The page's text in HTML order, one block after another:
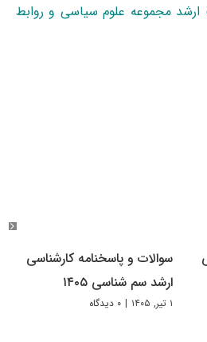
ارشد مجموعه علوم سیاسی و روابط
سوالات و پاسخنامه کارشناسی
ارشد سم شناسی ۱۴۰۵
۱ تیر, ۱۴۰۵ | ۰ دیدگاه